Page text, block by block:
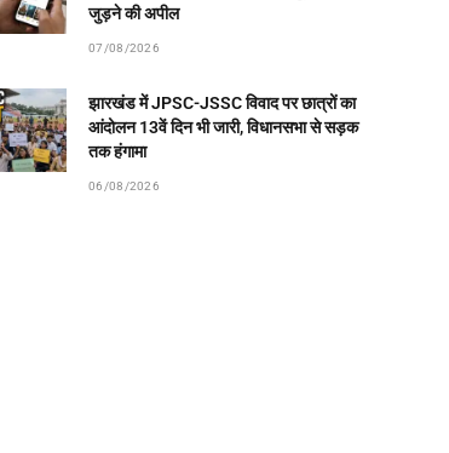
जुड़ने की अपील
07/08/2026
झारखंड में JPSC-JSSC विवाद पर छात्रों का
आंदोलन 13वें दिन भी जारी, विधानसभा से सड़क
तक हंगामा
06/08/2026